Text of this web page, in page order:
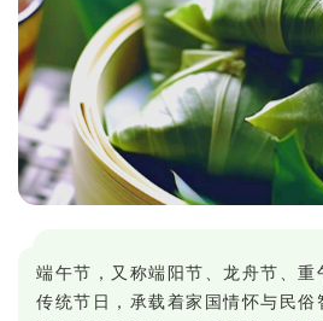
端午节，又称端阳节、龙舟节、重
传统节日，承载着家国情怀与民